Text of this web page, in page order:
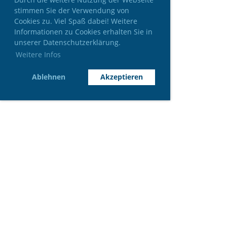
stimmen Sie der Verwendung von
Cookies zu. Viel Spaß dabei! Weitere
Informationen zu Cookies erhalten Sie in
unserer Datenschutzerklärung.
Weitere Infos
Ablehnen Akzeptieren